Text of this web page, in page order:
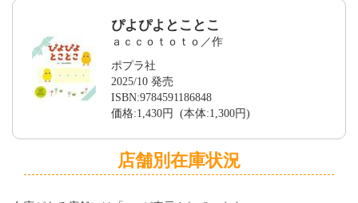
ぴよぴよとことこ
ａｃｃｏｔｏｔｏ／作
ポプラ社
2025/10 発売
ISBN:9784591186848
価格:1,430円 (本体:1,300円)
店舗別在庫状況